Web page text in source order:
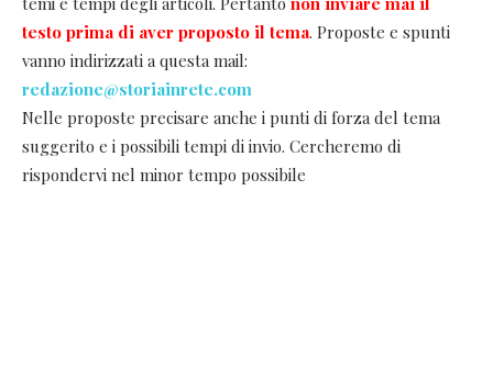
testo prima di aver proposto il tema. Proposte e spunti
vanno indirizzati a questa mail:
redazione@storiainrete.com
Nelle proposte precisare anche i punti di forza del tema
suggerito e i possibili tempi di invio. Cercheremo di
rispondervi nel minor tempo possibile